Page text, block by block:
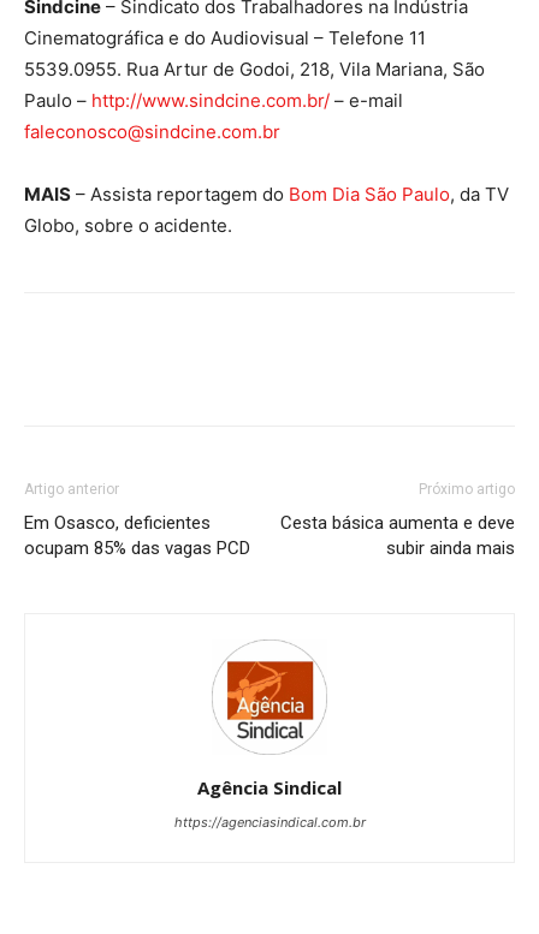
Sindcine – Sindicato dos Trabalhadores na Indústria
Cinematográfica e do Audiovisual – Telefone 11
5539.0955. Rua Artur de Godoi, 218, Vila Mariana, São
Paulo – http://www.sindcine.com.br/ – e-mail
faleconosco@sindcine.com.br
MAIS – Assista reportagem do Bom Dia São Paulo, da TV
Globo, sobre o acidente.
Artigo anterior
Em Osasco, deficientes
ocupam 85% das vagas PCD
Próximo artigo
Cesta básica aumenta e deve
subir ainda mais
Agência Sindical
https://agenciasindical.com.br